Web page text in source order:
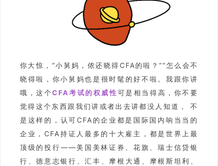
你大惊，“小舅妈，侬还晓得CFA的啦？”“怎么会不
晓得啦，你小舅妈也是很时髦的好不啦。我跟你讲
哦，这个CFA考试的权威性可是相当得高，你不要
觉得这个东西跟我们讲或者出去讲都没人知道， 不
是这样的，认可CFA的企业都是国际国内响当当的
企业，CFA持证人最多的十大雇主，都是世界上最
顶级的投行——美国美林证券、花旗、瑞士信贷银
行、德意志银行、汇丰、摩根大通、摩根斯坦利、